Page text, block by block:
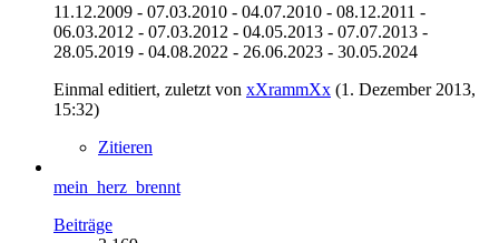
11.12.2009 - 07.03.2010 - 04.07.2010 - 08.12.2011 -
06.03.2012 - 07.03.2012 - 04.05.2013 - 07.07.2013 -
28.05.2019 - 04.08.2022 - 26.06.2023 - 30.05.2024
Einmal editiert, zuletzt von xXrammXx (1. Dezember 2013,
15:32)
Zitieren
mein_herz_brennt
Beiträge